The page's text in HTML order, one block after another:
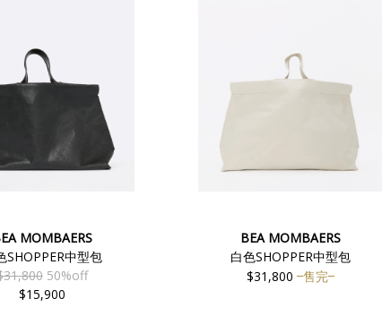
MOMBAERS
SHOPPER中型包
50%off
$15,900
BEA MOMBAERS
白色SHOPPER中型包
$31,800
售完